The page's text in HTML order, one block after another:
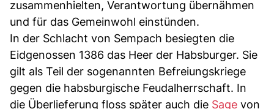
zusammenhielten, Verantwortung übernähmen
und für das Gemeinwohl einstünden.
In der Schlacht von Sempach besiegten die
Eidgenossen 1386 das Heer der Habsburger. Sie
gilt als Teil der sogenannten Befreiungskriege
gegen die habsburgische Feudalherrschaft. In
die Überlieferung floss später auch die Sage von